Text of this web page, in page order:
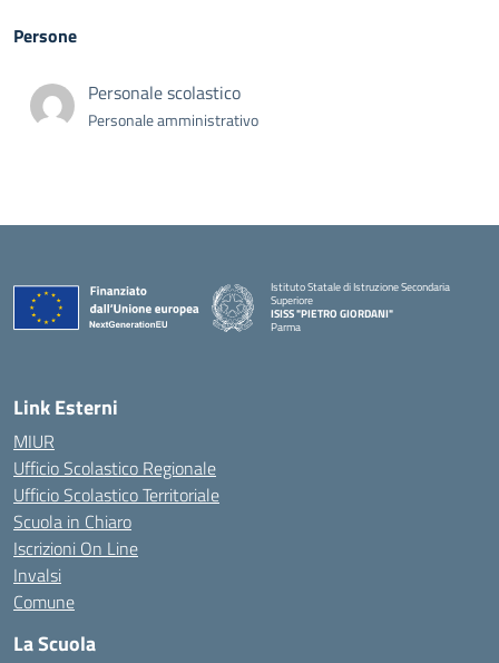
Persone
Personale scolastico
Personale amministrativo
Istituto Statale di Istruzione Secondaria
Superiore
ISISS "PIETRO GIORDANI"
Parma
Link Esterni
MIUR
Ufficio Scolastico Regionale
Ufficio Scolastico Territoriale
Scuola in Chiaro
Iscrizioni On Line
Invalsi
Comune
La Scuola